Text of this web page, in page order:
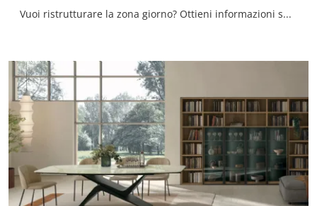
Vuoi ristrutturare la zona giorno? Ottieni informazioni sulle librerie moderne a muro e arreda i tuoi interni con il modello Mixer 11.